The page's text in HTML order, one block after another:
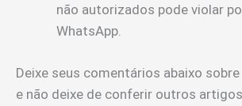
não autorizados pode violar
WhatsApp.
Deixe seus comentários abaixo
e não deixe de conferir outros